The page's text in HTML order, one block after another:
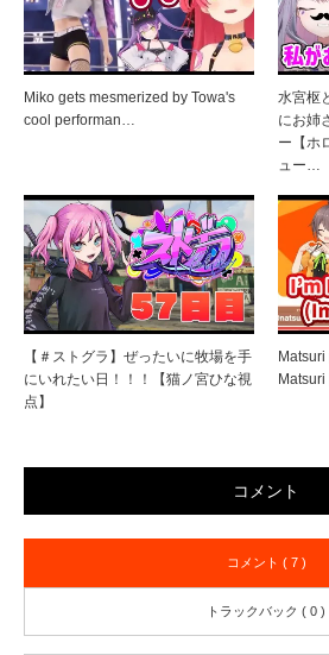
Miko gets mesmerized by Towa's
cool performan…
水宮枢
にお姉
ー【ホ
ュー…
【＃ストグラ】ぜったいに牧場を手
にいれたい日！！！【猫ノ宮ひな視
点】
コメント
コメント ( 7 )
トラックバック ( 0 )